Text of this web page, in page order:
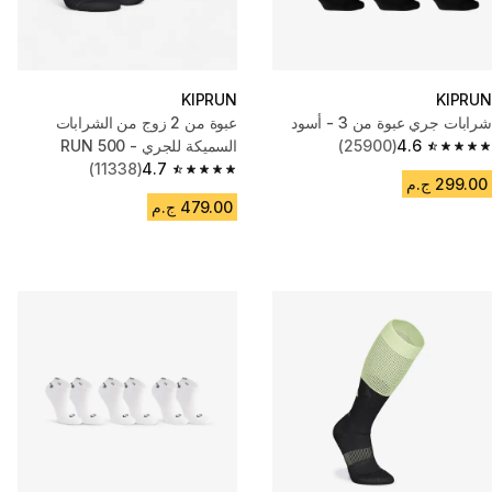
KIPRUN
شرابات جري عبوة من 3 - أسود
4.6
4.6 out of 5 stars from 25900 reviews
(25900)
299.00 ج.م
KIPRUN
عبوة من 2 زوج من الشرابات
السميكة للجري - RUN 500
4.7
4.7 out of 5 stars from 11338 reviews
(11338)
479.00 ج.م